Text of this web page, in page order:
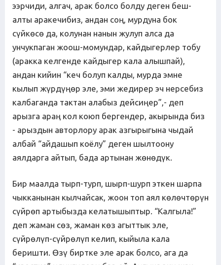
ээрчиди, алгач, арак болсо болду деген беш-
алты аракечибиз, андан соң, мурдуна бок
сүйкөсө да, колунан нанын жулуп алса да
унчукпаган жоош-момундар, кайдыгерлер тобу
(аракка келгенде кайдыгер кала алышпай),
андан кийин “кеч болуп калды, мурда эмне
кылып жүрдүңөр эле, эми жедирер эч нерсебиз
калбаганда тактан алабыз дейсиңер”,- деп
арызга араң кол коюп бергендер, акырында биз
- арыздын авторлору арак азгырыгына чыдай
албай “айдашып коёлу” деген шылтоону
аялдарга айтып, бада артынан жөнөдүк.
Бир маалда тырп-турп, шырп-шурп эткен шарпа
чыкканынан кылчайсак, жоон топ аял көлөчтөрүн
сүйрөп артыбызда келатышыптыр. “Калгыла!”
деп жаман сөз, жаман көз агыттык эле,
сүйрөлүп-сүйрөлүп келип, кыйыла кала
беришти. Өзү биртке эле арак болсо, ага да